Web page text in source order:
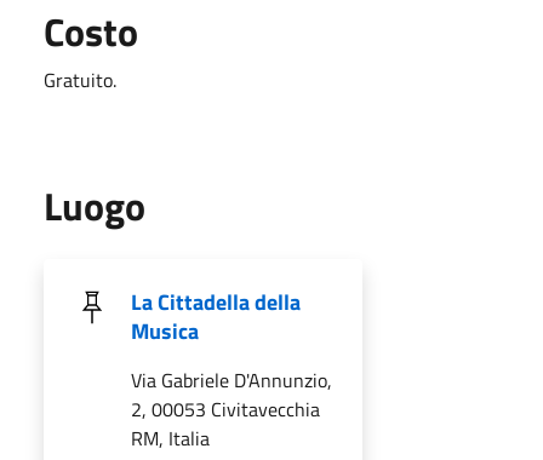
Costo
Gratuito.
Luogo
La Cittadella della
Musica
Via Gabriele D'Annunzio,
2, 00053 Civitavecchia
RM, Italia